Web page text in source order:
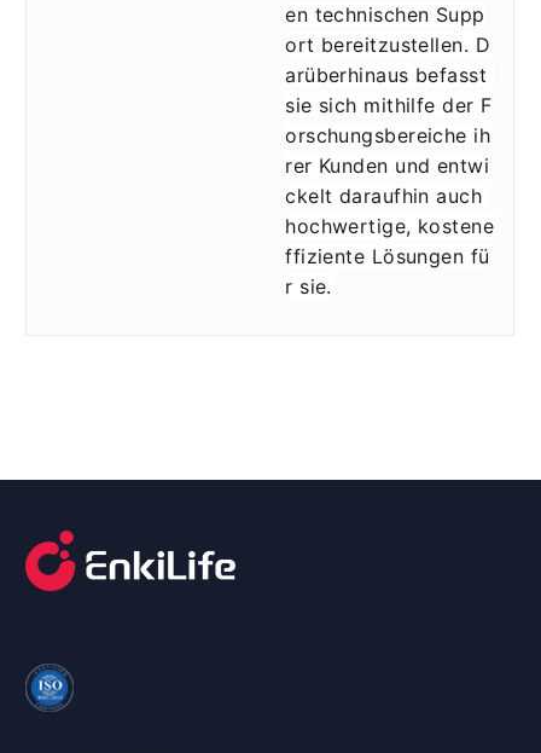
en technischen Supp
ort bereitzustellen. D
arüberhinaus befasst
sie sich mithilfe der F
orschungsbereiche ih
rer Kunden und entwi
ckelt daraufhin auch
hochwertige, kostene
ffiziente Lösungen fü
r sie.